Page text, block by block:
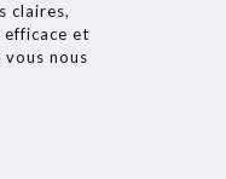
claires,
et
vous nous